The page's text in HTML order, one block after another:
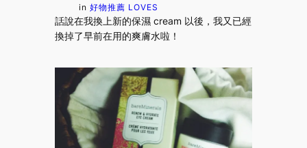
in好物推薦 LOVES
話說在我換上新的保濕 cream 以後，我又已經
換掉了早前在用的爽膚水啦！